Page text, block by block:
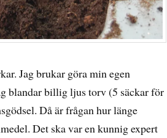
Jag brukar göra min egen
blandar billig ljus torv (5 säckar för
Då är frågan hur länge
Det ska var en kunnig expert